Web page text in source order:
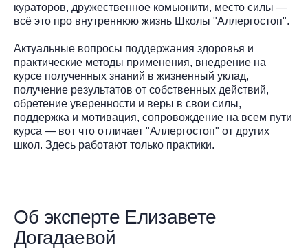
кураторов, дружественное комьюнити, место силы —
всё это про внутреннюю жизнь Школы "Аллергостоп".
Актуальные вопросы поддержания здоровья и
практические методы применения, внедрение на
курсе полученных знаний в жизненный уклад,
получение результатов от собственных действий,
обретение уверенности и веры в свои силы,
поддержка и мотивация, сопровождение на всем пути
курса — вот что отличает "Аллергостоп" от других
школ. Здесь работают только практики.
Об эксперте Елизавете
Догадаевой